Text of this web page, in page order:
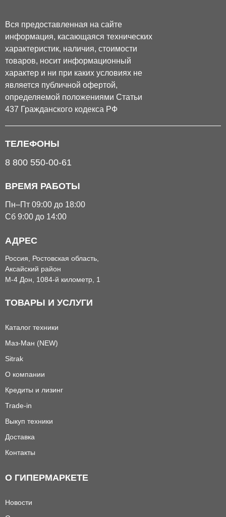
Вся предоставленная на сайте
информация, касающаяся технических
характеристик, наличия, стоимости
товаров, носит информационный
характер и ни при каких условиях не
является публичной офертой,
определяемой положениями Статьи
437 Гражданского кодекса РФ
ТЕЛЕФОНЫ
8 800 550-00-61
ВРЕМЯ РАБОТЫ
Пн–Пт 09:00 до 18:00
Сб 9:00 до 14:00
АДРЕС
Россия, Ростовская область,
Аксайский район
М-4 Дон, 1084-й километр, 1
ТОВАРЫ И УСЛУГИ
Каталог техники
Маз-Ман (NEW)
Sitrak
О компании
Кредиты и лизинг
Trade-in
Выкуп техники
Доставка
Контакты
О ГИПЕРМАРКЕТЕ
Новости